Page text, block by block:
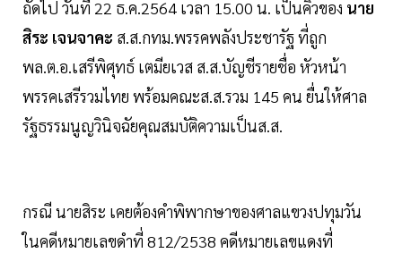
ถัดไป วันที่ 22 ธ.ค.2564 เวลา 15.00 น. เป็นคิวของ นาย
สิระ เจนจาคะ ส.ส.กทม.พรรคพลังประชารัฐ ที่ถูก
พล.ต.อ.เสรีพิศุทธ์ เตมียเวส ส.ส.บัญชีรายชื่อ หัวหน้า
พรรคเสรีรวมไทย พร้อมคณะส.ส.รวม 145 คน ยื่นให้ศาล
รัฐธรรมนูญวินิจฉัยคุณสมบัติความเป็นส.ส.
กรณี นายสิระ เคยต้องคำพิพากษาของศาลแขวงปทุมวัน
ในคดีหมายเลขดำที่ 812/2538 คดีหมายเลขแดงที่